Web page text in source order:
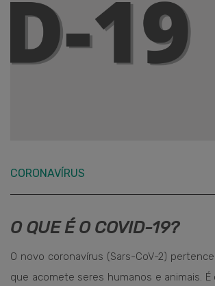
CORONAVÍRUS
O QUE É O COVID-19?
O novo coronavírus (Sars-CoV-2)
que acomete seres humanos e animais.